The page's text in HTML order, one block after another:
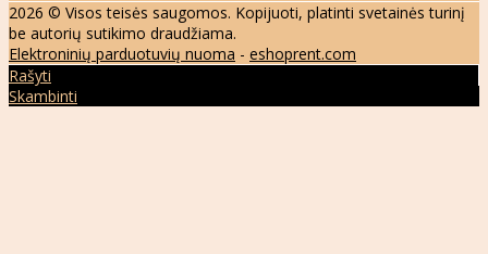
2026 © Visos teisės saugomos. Kopijuoti, platinti svetainės turinį
be autorių sutikimo draudžiama.
Elektroninių parduotuvių nuoma - eshoprent.com
Rašyti
Skambinti